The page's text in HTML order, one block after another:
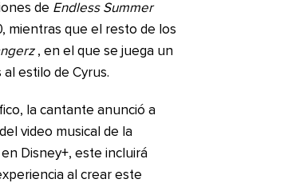
de Endless Summer
mientras que el resto de los
, en el que se juega un
estilo de Cyrus.
la cantante anunció a
video musical de la
Disney+, este incluirá
al crear este